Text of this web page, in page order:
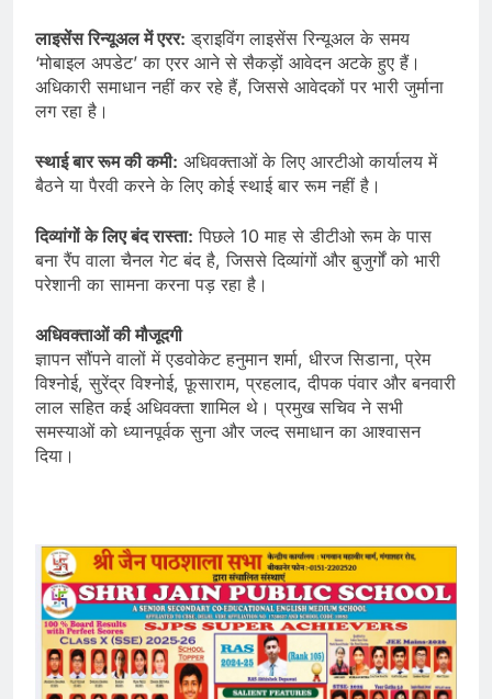
लाइसेंस रिन्यूअल में एरर: ड्राइविंग लाइसेंस रिन्यूअल के समय
‘मोबाइल अपडेट’ का एरर आने से सैकड़ों आवेदन अटके हुए हैं।
अधिकारी समाधान नहीं कर रहे हैं, जिससे आवेदकों पर भारी जुर्माना
लग रहा है।
स्थाई बार रूम की कमी: अधिवक्ताओं के लिए आरटीओ कार्यालय में
बैठने या पैरवी करने के लिए कोई स्थाई बार रूम नहीं है।
दिव्यांगों के लिए बंद रास्ता: पिछले 10 माह से डीटीओ रूम के पास
बना रैंप वाला चैनल गेट बंद है, जिससे दिव्यांगों और बुजुर्गों को भारी
परेशानी का सामना करना पड़ रहा है।
अधिवक्ताओं की मौजूदगी
ज्ञापन सौंपने वालों में एडवोकेट हनुमान शर्मा, धीरज सिडाना, प्रेम
विश्नोई, सुरेंद्र विश्नोई, फ़ूसाराम, प्रहलाद, दीपक पंवार और बनवारी
लाल सहित कई अधिवक्ता शामिल थे। प्रमुख सचिव ने सभी
समस्याओं को ध्यानपूर्वक सुना और जल्द समाधान का आश्वासन
दिया।